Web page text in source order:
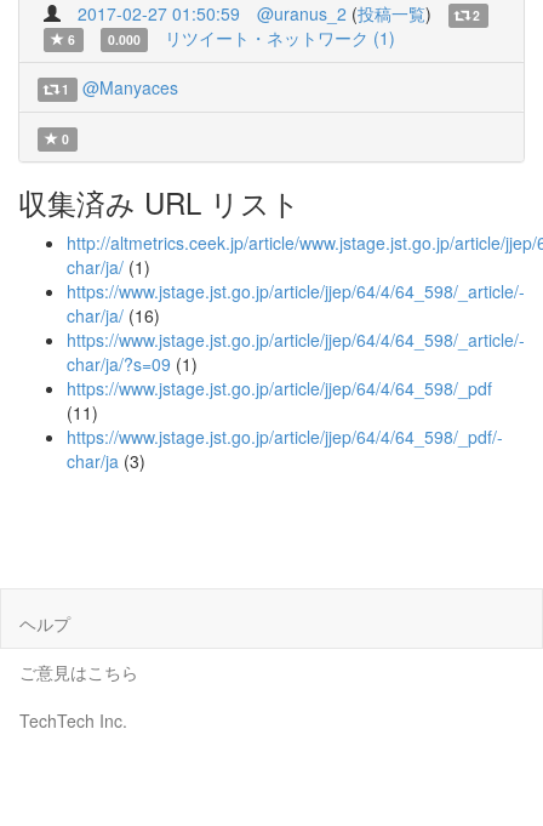
2017-02-27 01:50:59 @uranus_2 (投稿一覧)
2
6
0.000 リツイート・ネットワーク (1)
1 @Manyaces
0
収集済み URL リスト
http://altmetrics.ceek.jp/article/www.jstage.jst.go.jp/article/
char/ja/ (1)
https://www.jstage.jst.go.jp/article/jjep/64/4/64_598/_article/-
char/ja/ (16)
https://www.jstage.jst.go.jp/article/jjep/64/4/64_598/_article/-
char/ja/?s=09 (1)
https://www.jstage.jst.go.jp/article/jjep/64/4/64_598/_pdf
(11)
https://www.jstage.jst.go.jp/article/jjep/64/4/64_598/_pdf/-
char/ja (3)
ヘルプ
ご意見はこちら
TechTech Inc.